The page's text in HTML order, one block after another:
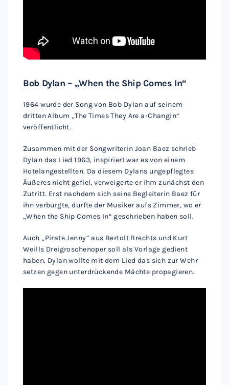
Bob Dylan – „When the Ship Comes In“
1964 wurde der Song von Bob Dylan auf seinem
dritten Album „The Times They Are a-Changin“
veröffentlicht.
Zusammen mit der Songwriterin Joan Baez schrieb
Dylan das Lied 1963, inspiriert war es von einem
Hotelangestellten. Da diesem Dylans ungepflegtes
Äußeres nicht gefiel, verweigerte er ihm zunächst den
Zutritt. Erst nachdem sich seine Begleiterin Baez für
ihn verbürgte, durfte der Musiker aufs Zimmer, wo er
„When the Ship Comes In“ geschrieben haben soll.
Auch „Pirate Jenny“ aus Bertolt Brechts und Kurt
Weills Dreigroschenoper soll als Vorlage gedient
haben. Dylan wollte mit dem Lied das sich zur Wehr
setzen gegen unterdrückende Mächte propagieren.